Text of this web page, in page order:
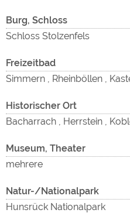
Burg, Schloss
Schloss Stolzenfels
Freizeitbad
Simmern , Rheinböllen ,
Historischer Ort
Bacharrach , Herrstein ,
Museum, Theater
mehrere
Natur-/Nationalpark
Hunsrück Nationalpark